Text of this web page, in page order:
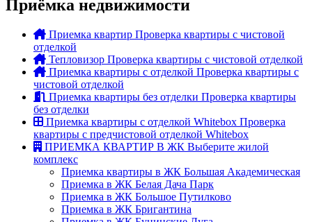
Приёмка недвижимости
Приемка квартир Проверка квартиры с чистовой
отделкой
Тепловизор Проверка квартиры с чистовой отделкой
Приемка квартиры с отделкой Проверка квартиры с
чистовой отделкой
Приемка квартиры без отделки Проверка квартиры
без отделки
Приемка квартиры с отделкой Whitebox Проверка
квартиры с предчистовой отделкой Whitebox
ПРИЕМКА КВАРТИР В ЖК Выберите жилой
комплекс
Приемка квартиры в ЖК Большая Академическая
Приемка в ЖК Белая Дача Парк
Приемка в ЖК Большое Путилково
Приемка в ЖК Бригантина